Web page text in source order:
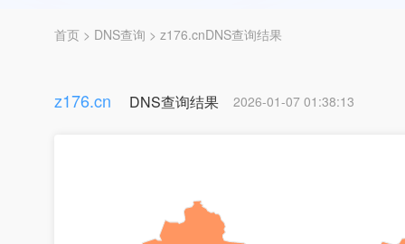
首页 > DNS查询 > z176.cnDNS查询结果
z176.cn DNS查询结果 2026-01-07 01:38:13